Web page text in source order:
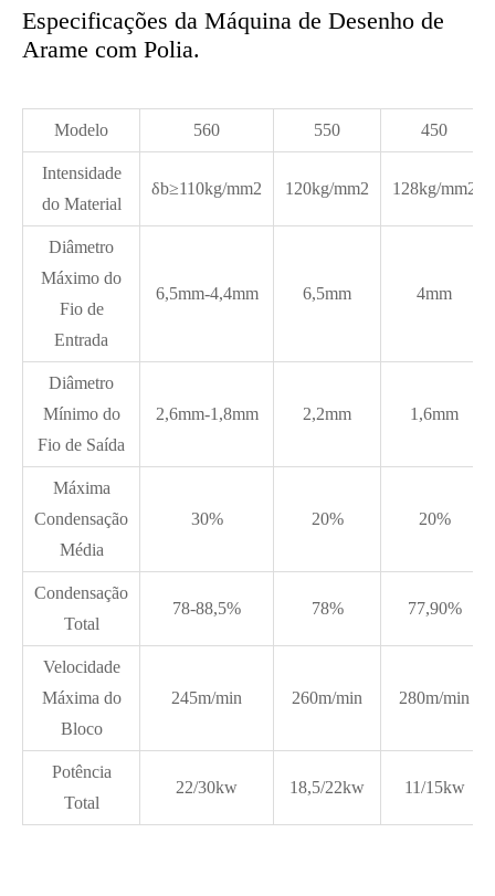
Especificações da Máquina de Desenho de
Arame com Polia.
Modelo 560 550 450
Intensidade
do Material
δb≥110kg/mm2 120kg/mm2 128kg/mm2
Diâmetro
Máximo do
Fio de
Entrada
6,5mm-4,4mm 6,5mm 4mm
Diâmetro
Mínimo do
Fio de Saída
2,6mm-1,8mm 2,2mm 1,6mm
Máxima
Condensação
Média
30% 20% 20%
Condensação
Total
78-88,5% 78% 77,90%
Velocidade
Máxima do
Bloco
245m/min 260m/min 280m/min
Potência
Total
22/30kw 18,5/22kw 11/15kw